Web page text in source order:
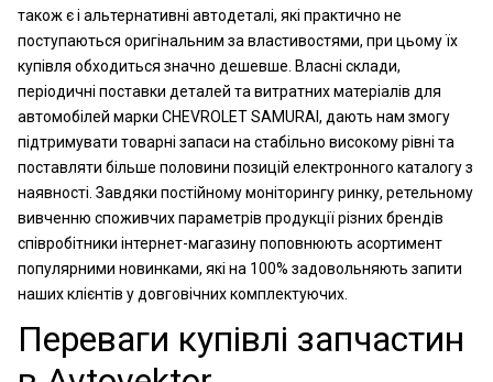
також є і альтернативні автодеталі, які практично не
поступаються оригінальним за властивостями, при цьому їх
купівля обходиться значно дешевше. Власні склади,
періодичні поставки деталей та витратних матеріалів для
автомобілей марки CHEVROLET SAMURAI, дають нам змогу
підтримувати товарні запаси на стабільно високому рівні та
поставляти більше половини позицій електронного каталогу з
наявності. Завдяки постійному моніторингу ринку, ретельному
вивченню споживчих параметрів продукції різних брендів
співробітники інтернет-магазину поповнюють асортимент
популярними новинками, які на 100% задовольняють запити
наших клієнтів у довговічних комплектуючих.
Переваги купівлі запчастин